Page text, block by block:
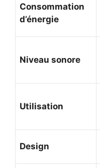
Consommation
d’énergie
Niveau sonore
Utilisation
Design